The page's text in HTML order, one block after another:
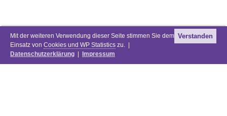
Mit der weiteren Verwendung dieser Seite stimmen Sie dem
Einsatz von Cookies und WP Statistics zu. |
Datenschutzerklärung
Impressum
Verstanden